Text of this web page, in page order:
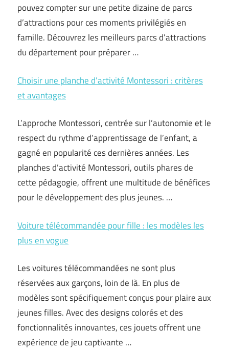
pouvez compter sur une petite dizaine de parcs
d’attractions pour ces moments privilégiés en
famille. Découvrez les meilleurs parcs d’attractions
du département pour préparer …
Choisir une planche d’activité Montessori : critères
et avantages
L’approche Montessori, centrée sur l’autonomie et le
respect du rythme d’apprentissage de l’enfant, a
gagné en popularité ces dernières années. Les
planches d’activité Montessori, outils phares de
cette pédagogie, offrent une multitude de bénéfices
pour le développement des plus jeunes. …
Voiture télécommandée pour fille : les modèles les
plus en vogue
Les voitures télécommandées ne sont plus
réservées aux garçons, loin de là. En plus de
modèles sont spécifiquement conçus pour plaire aux
jeunes filles. Avec des designs colorés et des
fonctionnalités innovantes, ces jouets offrent une
expérience de jeu captivante …